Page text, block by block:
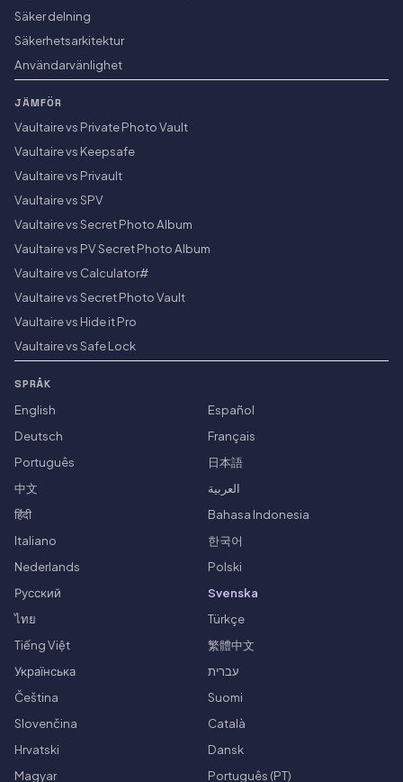
Säker delning
Säkerhetsarkitektur
Användarvänlighet
JÄMFÖR
Vaultaire vs Private Photo Vault
Vaultaire vs Keepsafe
Vaultaire vs Privault
Vaultaire vs SPV
Vaultaire vs Secret Photo Album
Vaultaire vs PV Secret Photo Album
Vaultaire vs Calculator#
Vaultaire vs Secret Photo Vault
Vaultaire vs Hide it Pro
Vaultaire vs Safe Lock
SPRÅK
English
Español
Deutsch
Français
Português
日本語
中文
العربية
हिंदी
Bahasa Indonesia
Italiano
한국어
Nederlands
Polski
Русский
Svenska
ไทย
Türkçe
Tiếng Việt
繁體中文
Українська
עברית
Čeština
Suomi
Slovenčina
Català
Hrvatski
Dansk
Magyar
Português (PT)